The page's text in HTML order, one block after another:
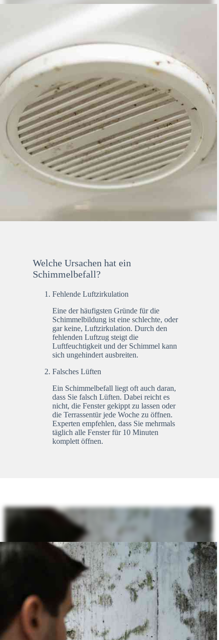
Welche Ursachen hat ein
Schimmelbefall?
Fehlende Luftzirkulation
Eine der häufigsten Gründe für die
Schimmelbildung ist eine schlechte, oder
gar keine, Luftzirkulation. Durch den
fehlenden Luftzug steigt die
Luftfeuchtigkeit und der Schimmel kann
sich ungehindert ausbreiten.
Falsches Lüften
Ein Schimmelbefall liegt oft auch daran,
dass Sie falsch Lüften. Dabei reicht es
nicht, die Fenster gekippt zu lassen oder
die Terrassentür jede Woche zu öffnen.
Experten empfehlen, dass Sie mehrmals
täglich alle Fenster für 10 Minuten
komplett öffnen.